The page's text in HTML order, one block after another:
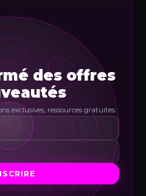
des offres
exclusives, ressources gratuites.